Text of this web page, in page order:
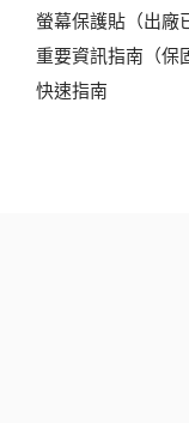
螢幕保護貼（出廠
重要資訊指南（保
快速指南